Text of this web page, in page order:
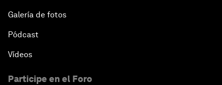
Galería de fotos
Pódcast
Vídeos
Participe en el Foro